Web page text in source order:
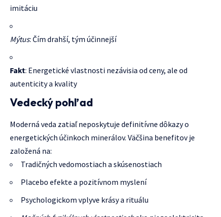
imitáciu
Mýtus: Čím drahší, tým účinnejší
Fakt: Energetické vlastnosti nezávisia od ceny, ale od
autenticity a kvality
Vedecký pohľad
Moderná veda zatiaľ neposkytuje definitívne dôkazy o
energetických účinkoch minerálov. Väčšina benefitov je
založená na:
Tradičných vedomostiach a skúsenostiach
Placebo efekte a pozitívnom myslení
Psychologickom vplyve krásy a rituálu